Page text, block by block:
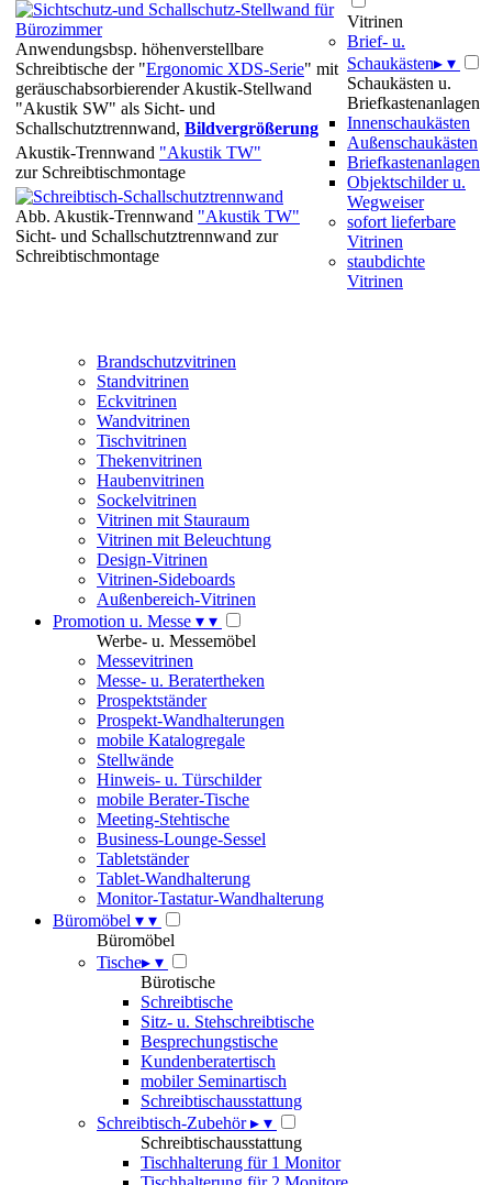
Anwendungsbsp. höhenverstellbare
Schreibtische der "Ergonomic XDS-Serie" mit
geräuschabsorbierender Akustik-Stellwand
"Akustik SW" als Sicht- und
Schallschutztrennwand, Bildvergrößerung
Akustik-Trennwand "Akustik TW"
zur Schreibtischmontage
Abb. Akustik-Trennwand "Akustik TW"
Sicht- und Schallschutztrennwand zur
Schreibtischmontage
Vitrinen
Brief- u.
Schaukästen▸ ▾
Schaukästen u.
Briefkastenanlagen
Innenschaukästen
Außenschaukästen
Briefkastenanlagen
Objektschilder u.
Wegweiser
sofort lieferbare
Vitrinen
staubdichte
Vitrinen
Brandschutzvitrinen
Standvitrinen
Eckvitrinen
Wandvitrinen
Tischvitrinen
Thekenvitrinen
Haubenvitrinen
Sockelvitrinen
Vitrinen mit Stauraum
Vitrinen mit Beleuchtung
Design-Vitrinen
Vitrinen-Sideboards
Außenbereich-Vitrinen
Promotion u. Messe ▾ ▾
Werbe- u. Messemöbel
Messevitrinen
Messe- u. Beratertheken
Prospektständer
Prospekt-Wandhalterungen
mobile Katalogregale
Stellwände
Hinweis- u. Türschilder
mobile Berater-Tische
Meeting-Stehtische
Business-Lounge-Sessel
Tabletständer
Tablet-Wandhalterung
Monitor-Tastatur-Wandhalterung
Büromöbel ▾ ▾
Büromöbel
Tische▸ ▾
Bürotische
Schreibtische
Sitz- u. Stehschreibtische
Besprechungstische
Kundenberatertisch
mobiler Seminartisch
Schreibtischausstattung
Schreibtisch-Zubehör▸ ▾
Schreibtischausstattung
Tischhalterung für 1 Monitor